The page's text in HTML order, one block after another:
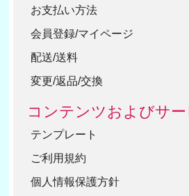
お支払い方法
会員登録/マイページ
配送/送料
変更/返品/交換
コンテンツおよびサー
テンプレート
ご利用規約
個人情報保護方針